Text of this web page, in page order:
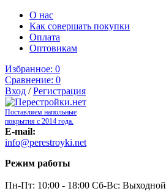
О нас
Как совершать покупки
Оплата
Оптовикам
Избранное: 0
Сравнение: 0
Вход /Регистрация
Поставляем напольные
покрытия с 2014 года.
E-mail:
info@perestroyki.net
Режим работы
Пн-Пт: 10:00 - 18:00 Сб-Вс: Выходной